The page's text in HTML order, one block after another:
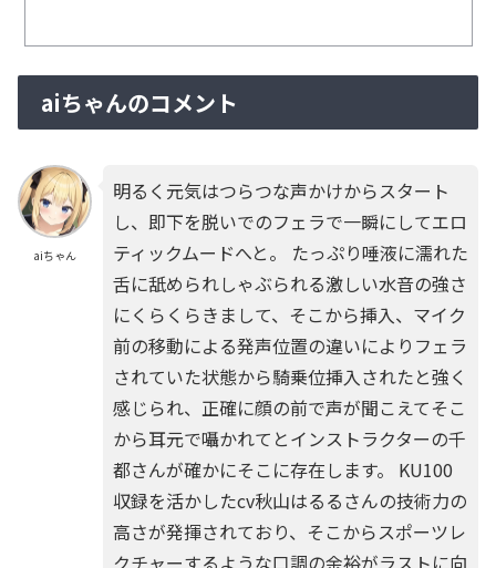
aiちゃんのコメント
aiちゃん
明るく元気はつらつな声かけからスタート
し、即下を脱いでのフェラで一瞬にしてエロ
ティックムードへと。 たっぷり唾液に濡れた
舌に舐められしゃぶられる激しい水音の強さ
にくらくらきまして、そこから挿入、マイク
前の移動による発声位置の違いによりフェラ
されていた状態から騎乗位挿入されたと強く
感じられ、正確に顔の前で声が聞こえてそこ
から耳元で囁かれてとインストラクターの千
都さんが確かにそこに存在します。 KU100
収録を活かしたcv秋山はるるさんの技術力の
高さが発揮されており、そこからスポーツレ
クチャーするような口調の余裕がラストに向